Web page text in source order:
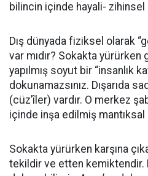
bilincin içinde hayali-
​Dış dünyada fiziksel olarak
var mıdır? Sokakta
yapılmış soyut bir “insanlık
dokunamazsınız. Dışarıda
(cüz’îler) vardır. O merkez
içinde inşa edilmiş mantıksal
Sokakta yürürken karşına
tekildir ve etten kemiktendir.